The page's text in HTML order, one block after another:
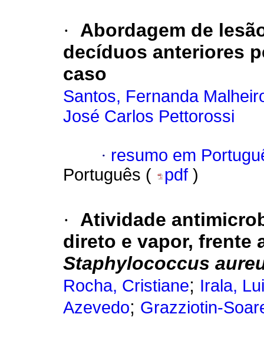
·
Abordagem de
decíduos anteriores
caso
Santos, Fernanda
José Carlos Pettorossi
· resumo em
Português (
pdf )
·
Atividade
direto e vapor, frente
Staphylococcus
Rocha, Cristiane; Irala,
Azevedo; Grazziotin-